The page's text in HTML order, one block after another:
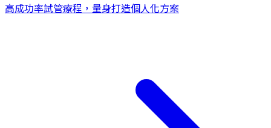
高成功率試管療程，量身打造個人化方案